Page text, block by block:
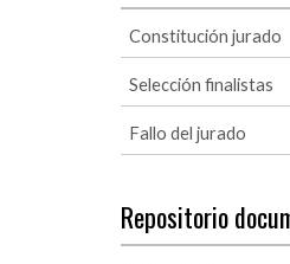
Constitución jurado
Selección finalistas
Fallo del jurado
Repositorio